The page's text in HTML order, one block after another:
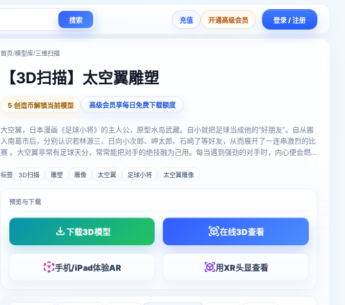
搜索 充值 开通高级会员 登录 / 注册
首页/模型库/三维扫描
【3D扫描】太空翼雕塑
5 创造币解锁当前模型 高级会员享每日免费下载额度
大空翼，日本漫画《足球小将》的主人公，原型水岛武藏。自小就把足球当成他的“好朋友”。自从搬
入南葛市后，分别认识若林源三、日向小次郎、岬太郎、石崎了等好友，从而展开了一连串激烈的比
赛 。大空翼非常有足球天分，常常能把对手的绝技融为己用。每当遇到强劲的对手时，内心便会燃
标签 3D扫描 雕塑 雕像 太空翼 足球小将 太空翼雕像
预览与下载
下载3D模型 在线3D查看
手机/iPad体验AR 用XR头显查看